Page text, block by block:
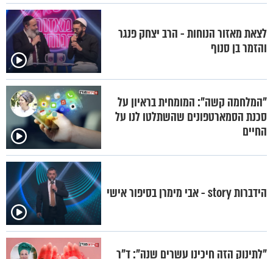
לצאת מאזור הנוחות - הרב יצחק פנגר
והזמר בן סנוף
"המלחמה קשה": המומחית בראיון על
סכנת הסמארטפונים שהשתלטו לנו על
החיים
הידברות story - אבי מימרן בסיפור אישי
"לתינוק הזה חיכינו עשרים שנה": ד"ר